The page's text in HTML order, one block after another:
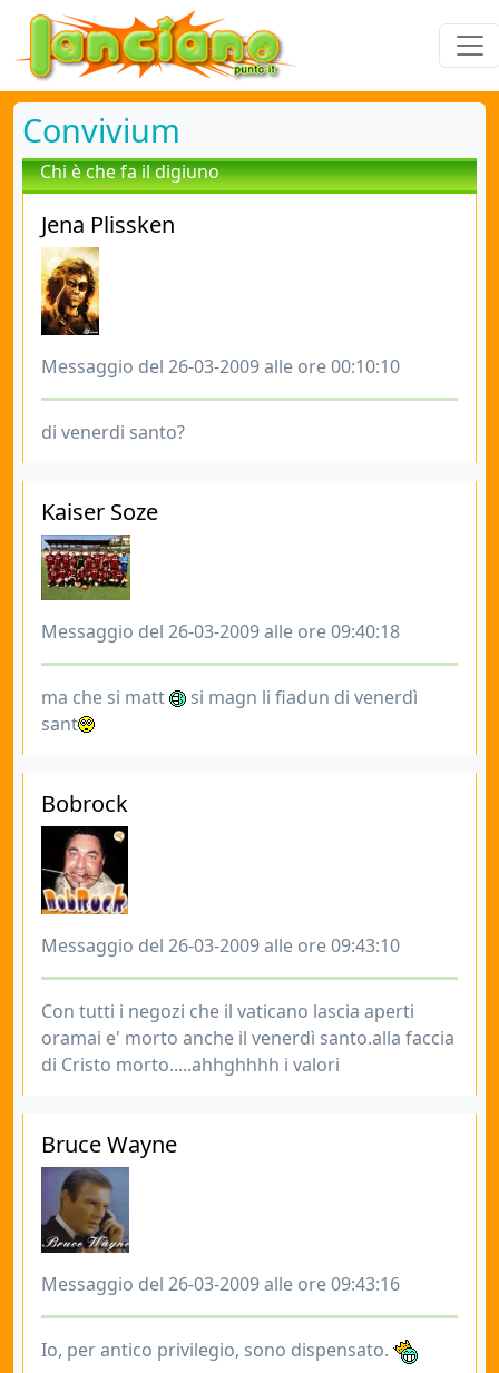
Convivium
Chi è che fa il digiuno
Jena Plissken
Messaggio del 26-03-2009 alle ore 00:10:10
di venerdi santo?
Kaiser Soze
Messaggio del 26-03-2009 alle ore 09:40:18
ma che si matt
si magn li fiadun di venerdì
sant
Bobrock
Messaggio del 26-03-2009 alle ore 09:43:10
Con tutti i negozi che il vaticano lascia aperti
oramai e' morto anche il venerdì santo.alla faccia
di Cristo morto.....ahhghhhh i valori
Bruce Wayne
Messaggio del 26-03-2009 alle ore 09:43:16
Io, per antico privilegio, sono dispensato.